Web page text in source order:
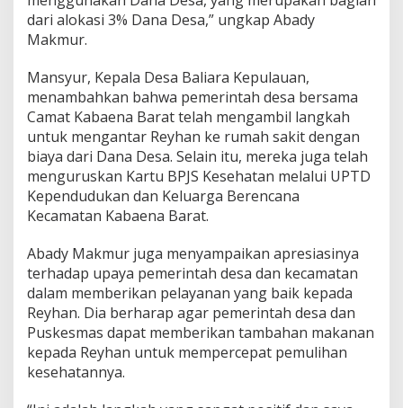
dari alokasi 3% Dana Desa,” ungkap Abady
Makmur.
Mansyur, Kepala Desa Baliara Kepulauan,
menambahkan bahwa pemerintah desa bersama
Camat Kabaena Barat telah mengambil langkah
untuk mengantar Reyhan ke rumah sakit dengan
biaya dari Dana Desa. Selain itu, mereka juga telah
menguruskan Kartu BPJS Kesehatan melalui UPTD
Kependudukan dan Keluarga Berencana
Kecamatan Kabaena Barat.
Abady Makmur juga menyampaikan apresiasinya
terhadap upaya pemerintah desa dan kecamatan
dalam memberikan pelayanan yang baik kepada
Reyhan. Dia berharap agar pemerintah desa dan
Puskesmas dapat memberikan tambahan makanan
kepada Reyhan untuk mempercepat pemulihan
kesehatannya.